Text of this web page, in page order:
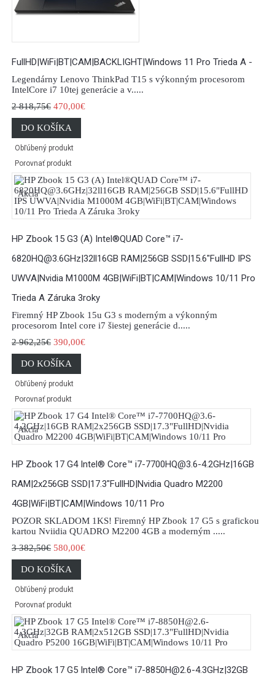
FullHD|WiFi|BT|CAM|BACKLIGHT|Windows 11 Pro Trieda A -
Legendárny Lenovo ThinkPad T15 s výkonným procesorom
IntelCore i7 10tej generácie a v.....
2 818,75€ 470,00€
DO KOŠÍKA
Obľúbený produkt
Porovnať produkt
Akcia
HP Zbook 15 G3 (A) Intel®QUAD Core™ i7-
6820HQ@3.6GHz|32ll16GB RAM|256GB SSD|15.6"FullHD IPS
UWVA|Nvidia M1000M 4GB|WiFi|BT|CAM|Windows 10/11 Pro
Trieda A Záruka 3roky
Firemný HP Zbook 15u G3 s moderným a výkonným
procesorom Intel core i7 šiestej generácie d.....
2 962,25€ 390,00€
DO KOŠÍKA
Obľúbený produkt
Porovnať produkt
Akcia
HP Zbook 17 G4 Intel® Core™ i7-7700HQ@3.6-4.2GHz|16GB
RAM|2x256GB SSD|17.3"FullHD|Nvidia Quadro M2200
4GB|WiFi|BT|CAM|Windows 10/11 Pro
POZOR SKLADOM 1KS! Firemný HP Zbook 17 G5 s grafickou
kartou Nviidia QUADRO M2200 4GB a moderným .....
3 382,50€ 580,00€
DO KOŠÍKA
Obľúbený produkt
Porovnať produkt
Akcia
HP Zbook 17 G5 Intel® Core™ i7-8850H@2.6-4.3GHz|32GB